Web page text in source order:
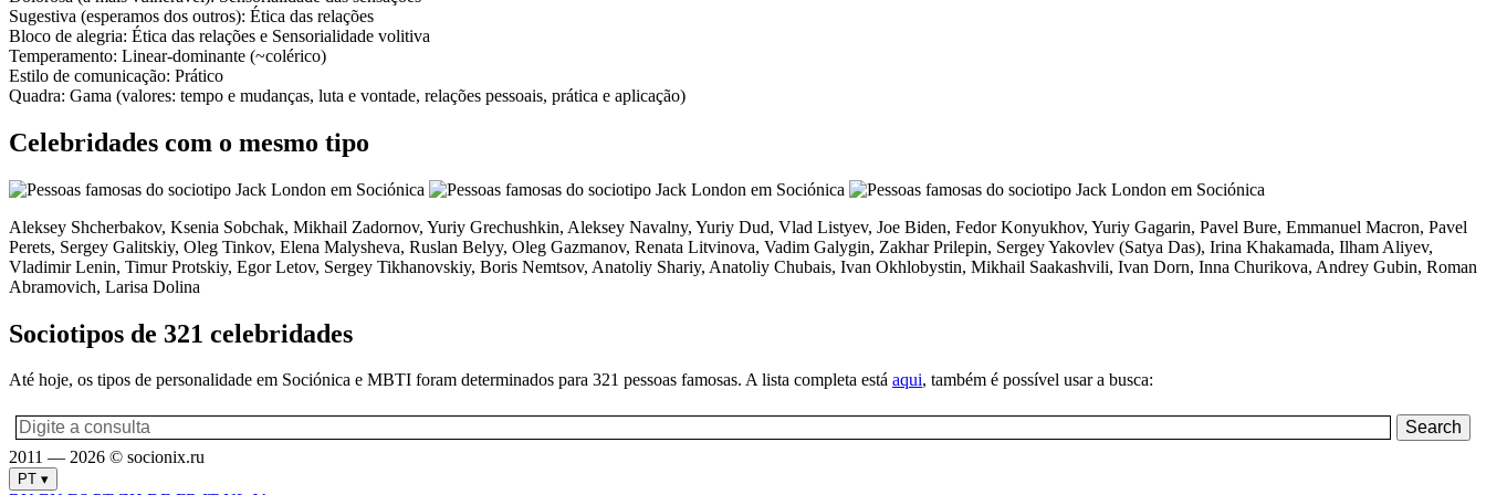
Sugestiva (esperamos dos outros): Ética das relações
Bloco de alegria: Ética das relações e Sensorialidade volitiva
Temperamento: Linear-dominante (~colérico)
Estilo de comunicação: Prático
Quadra: Gama (valores: tempo e mudanças, luta e vontade, relações pessoais, prática e aplicação)
Celebridades com o mesmo tipo
Aleksey Shcherbakov, Ksenia Sobchak, Mikhail Zadornov, Yuriy Grechushkin, Aleksey Navalny, Yuriy Dud, Vlad Listyev, Joe Biden, Fedor Konyukhov, Yuriy Gagarin, Pavel Bure, Emmanuel Macron, Pavel
Perets, Sergey Galitskiy, Oleg Tinkov, Elena Malysheva, Ruslan Belyy, Oleg Gazmanov, Renata Litvinova, Vadim Galygin, Zakhar Prilepin, Sergey Yakovlev (Satya Das), Irina Khakamada, Ilham Aliyev,
Vladimir Lenin, Timur Protskiy, Egor Letov, Sergey Tikhanovskiy, Boris Nemtsov, Anatoliy Shariy, Anatoliy Chubais, Ivan Okhlobystin, Mikhail Saakashvili, Ivan Dorn, Inna Churikova, Andrey Gubin, Roman
Abramovich, Larisa Dolina
Sociotipos de 321 celebridades
Até hoje, os tipos de personalidade em Sociónica e MBTI foram determinados para 321 pessoas famosas. A lista completa está aqui, também é possível usar a busca:
2011 — 2026 © socionix.ru
PT ▾